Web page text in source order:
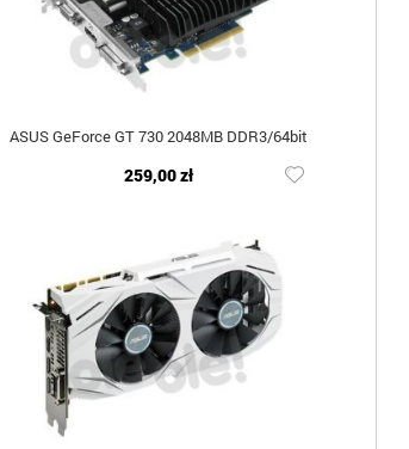
ASUS GeForce GT 730 2048MB DDR3/64bit
259,00 zł